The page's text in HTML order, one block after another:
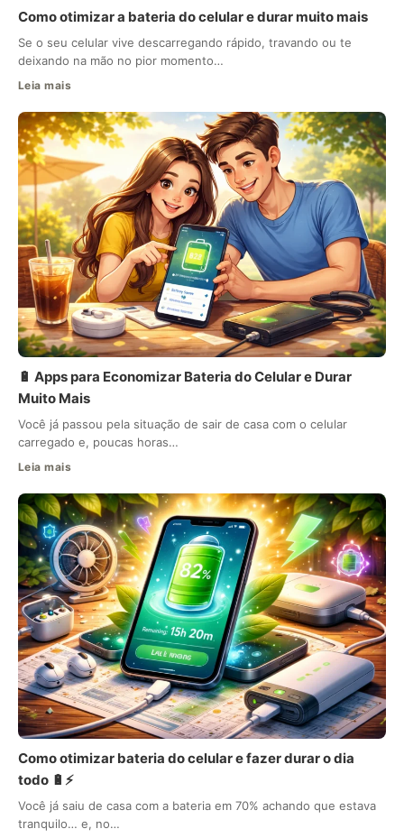
Como otimizar a bateria do celular e durar muito mais
Se o seu celular vive descarregando rápido, travando ou te
deixando na mão no pior momento…
Leia mais
🔋 Apps para Economizar Bateria do Celular e Durar
Muito Mais
Você já passou pela situação de sair de casa com o celular
carregado e, poucas horas…
Leia mais
Como otimizar bateria do celular e fazer durar o dia
todo 🔋⚡
Você já saiu de casa com a bateria em 70% achando que estava
tranquilo… e, no…